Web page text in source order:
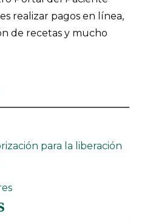
realizar pagos en línea,
de recetas y mucho
para la liberación